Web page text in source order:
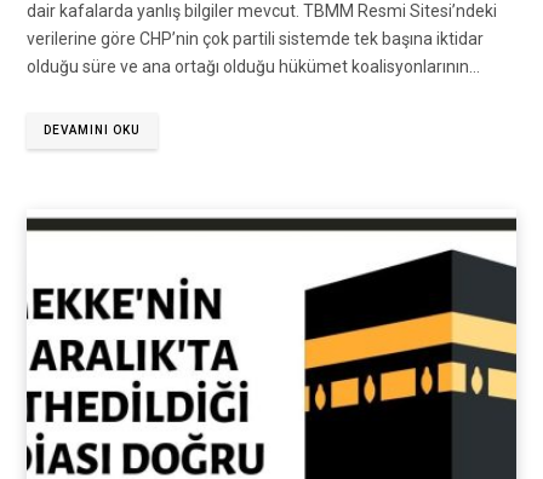
dair kafalarda yanlış bilgiler mevcut. TBMM Resmi Sitesi’ndeki
verilerine göre CHP’nin çok partili sistemde tek başına iktidar
olduğu süre ve ana ortağı olduğu hükümet koalisyonlarının…
DEVAMINI OKU